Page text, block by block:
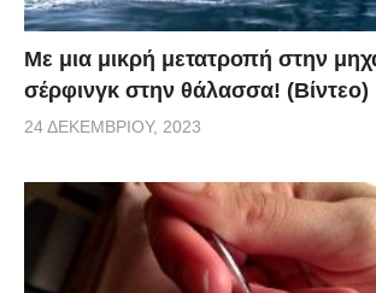
Με μια μικρή μετατροπή στην
σέρφινγκ στην θάλασσα! (Βίντεο)
24 ΔΕΚΕΜΒΡΊΟΥ, 2023